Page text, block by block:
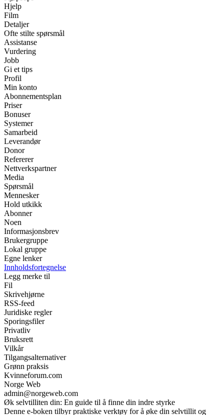
Hjelp
Film
Detaljer
Ofte stilte spørsmål
Assistanse
Vurdering
Jobb
Gi et tips
Profil
Min konto
Abonnementsplan
Priser
Bonuser
Systemer
Samarbeid
Leverandør
Donor
Refererer
Nettverkspartner
Media
Spørsmål
Mennesker
Hold utkikk
Abonner
Noen
Informasjonsbrev
Brukergruppe
Lokal gruppe
Egne lenker
Innholdsfortegnelse
Legg merke til
Fil
Skrivehjørne
RSS-feed
Juridiske regler
Sporingsfiler
Privatliv
Bruksrett
Vilkår
Tilgangsalternativer
Grønn praksis
Kvinneforum.com
Norge Web
admin@norgeweb.com
Øk selvtilliten din: En guide til å finne din indre styrke
Denne e-boken tilbyr praktiske verktøy for å øke din selvtillit og